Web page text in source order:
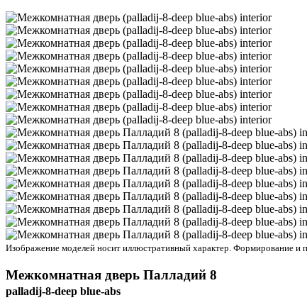
Изображение моделей носит иллюстративный характер. Формирование и
Межкомнатная дверь Палладий 8
palladij-8-deep blue-abs